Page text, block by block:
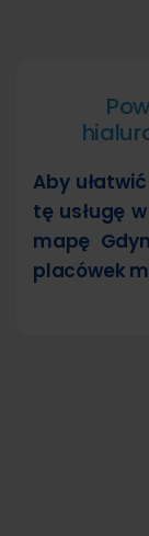
Aby
tę usługę
mapę
placówek